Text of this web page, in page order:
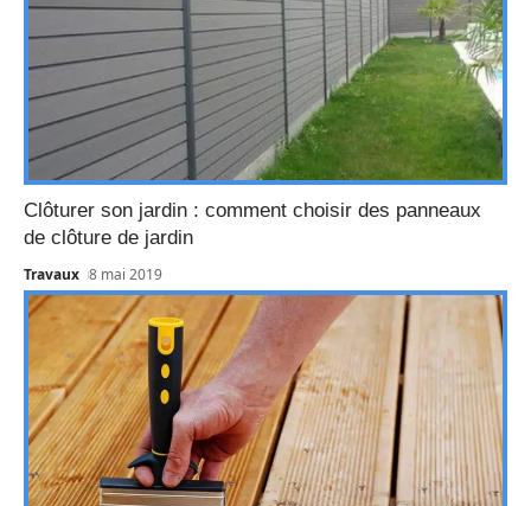
Clôturer son jardin : comment choisir des panneaux
de clôture de jardin
Travaux 8 mai 2019